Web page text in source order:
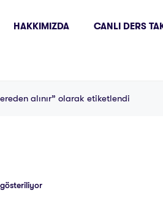
HAKKIMIZDA CANLI DERS
alınır” olarak etiketlendi